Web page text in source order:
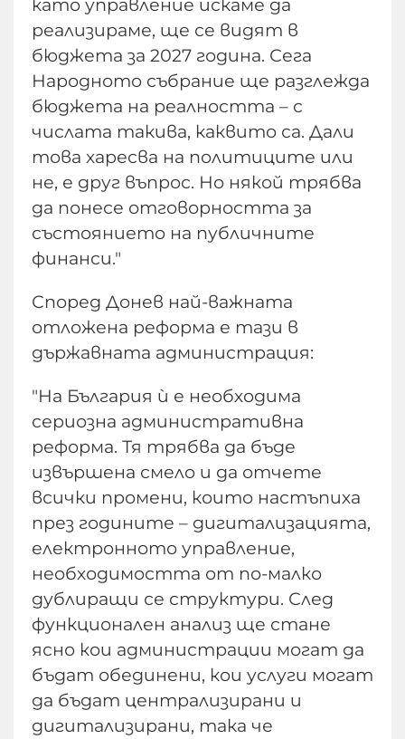
като управление искаме да
реализираме, ще се видят в
бюджета за 2027 година. Сега
Народното събрание ще разглежда
бюджета на реалността – с
числата такива, каквито са. Дали
това харесва на политиците или
не, е друг въпрос. Но някой трябва
да понесе отговорността за
състоянието на публичните
финанси."
Според Донев най-важната
отложена реформа е тази в
държавната администрация:
"На България ѝ е необходима
сериозна административна
реформа. Тя трябва да бъде
извършена смело и да отчете
всички промени, които настъпиха
през годините – дигитализацията,
електронното управление,
необходимостта от по-малко
дублиращи се структури. След
функционален анализ ще стане
ясно кои администрации могат да
бъдат обединени, кои услуги могат
да бъдат централизирани и
дигитализирани, така че